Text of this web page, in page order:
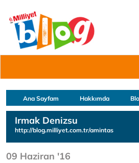
Ana Sayfam Hakkımda
Irmak Denizsu
http://blog.milliyet.com.tr/amintas
09 Haziran '16